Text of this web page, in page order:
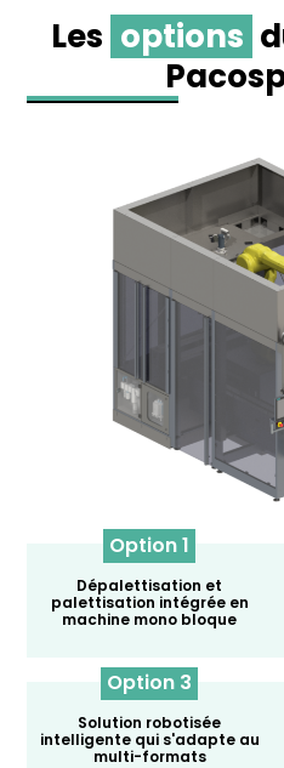
Les options
Option 1
Dépalettisation et
palettisation intégrée en
machine mono bloque
Option 3
Solution robotisée
intelligente qui s'adapte au
multi-formats